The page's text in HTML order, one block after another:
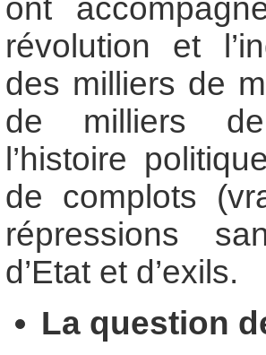
ont
révolution et
des milliers de
de milliers
l’histoire
de complots
répressions
d’Etat et d’exils.
La question